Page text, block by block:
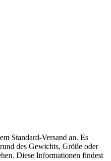
Standard-Versand an. Es
des Gewichts, Größe oder
Diese Informationen findest